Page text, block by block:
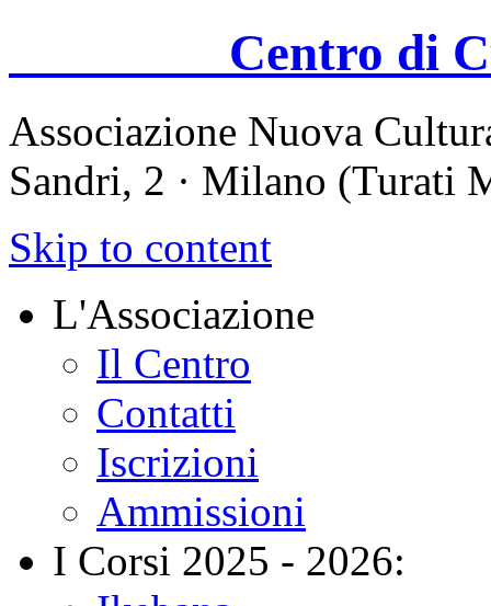
Centro di
Associazione Nuova
Sandri, 2 · Milano (Turati
Skip to content
L'Associazione
Il Centro
Contatti
Iscrizioni
Ammissioni
I Corsi 2025 - 2026: